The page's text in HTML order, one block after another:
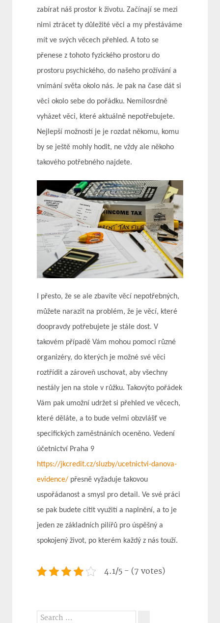
zabírat náš prostor k životu. Začínají se mezi
nimi ztrácet ty důležité věci a my přestáváme
mít ve svých věcech přehled. A toto se
přenese z tohoto fyzického prostoru do
prostoru psychického, do našeho prožívání a
vnímání světa okolo nás. Je pak na čase dát si
věci okolo sebe do pořádku. Nemilosrdně
vyházet věci, které aktuálně nepotřebujete.
Nejlepší možností je je rozdat někomu, komu
by se ještě mohly hodit, ne vždy ale někoho
takového potřebného najdete.
I přesto, že se ale zbavíte věcí nepotřebných,
můžete narazit na problém, že je věcí, které
doopravdy potřebujete je stále dost. V
takovém případě Vám mohou pomoci různé
organizéry, do kterých je možné své věci
roztřídit a zároveň uschovat, aby všechny
nestály jen na stole v růžku. Takovýto pořádek
Vám pak umožní udržet si přehled ve věcech,
které děláte, a to bude velmi obzvlášť ve
specifických zaměstnáních oceněno. Vedení
účetnictví Praha 9
https://jkcredit.cz/sluzby/ucetnictvi-danova-
evidence/ přesně vyžaduje takovou
uspořádanost a smysl pro detail. Ve své práci
se pak budete cítit využití a naplnění, a to je
jeden ze základních pilířů pro úspěšný a
spokojený život, po kterém každý z nás touží.
4.1/5 - (7 votes)
Search